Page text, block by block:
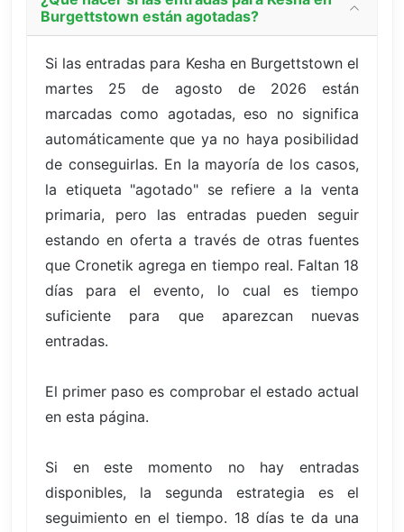
Burgettstown están agotadas?
Si las entradas para Kesha en Burgettstown el
martes 25 de agosto de 2026 están
marcadas como agotadas, eso no significa
automáticamente que ya no haya posibilidad
de conseguirlas. En la mayoría de los casos,
la etiqueta "agotado" se refiere a la venta
primaria, pero las entradas pueden seguir
estando en oferta a través de otras fuentes
que Cronetik agrega en tiempo real. Faltan 18
días para el evento, lo cual es tiempo
suficiente para que aparezcan nuevas
entradas.
El primer paso es comprobar el estado actual
en esta página.
Si en este momento no hay entradas
disponibles, la segunda estrategia es el
seguimiento en el tiempo. 18 días te da una